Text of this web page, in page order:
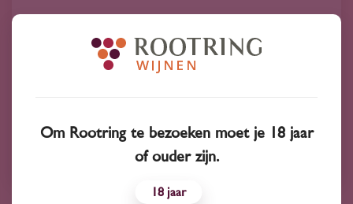
Domaine Clavel Syrius Côtes-du-Rhône-
Villages 'Saint-Gervais' Blanc 2022
Roussanne
Om Rootring te bezoeken moet je 18 jaar
of ouder zijn.
18